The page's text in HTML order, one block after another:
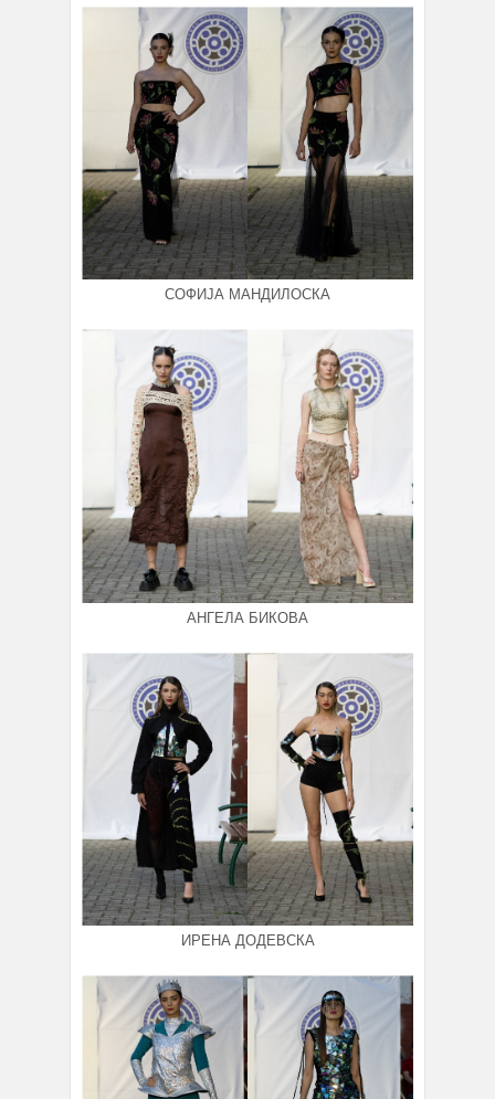
СОФИЈА МАНДИЛОСКА
АНГЕЛА БИКОВА
ИРЕНА ДОДЕВСКА